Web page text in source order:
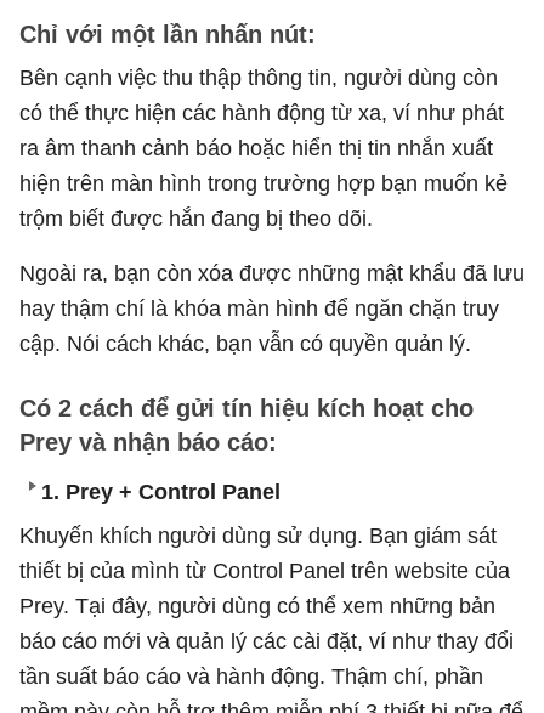
Chỉ với một lần nhấn nút:
Bên cạnh việc thu thập thông tin, người dùng còn
có thể thực hiện các hành động từ xa, ví như phát
ra âm thanh cảnh báo hoặc hiển thị tin nhắn xuất
hiện trên màn hình trong trường hợp bạn muốn kẻ
trộm biết được hắn đang bị theo dõi.
Ngoài ra, bạn còn xóa được những mật khẩu đã lưu
hay thậm chí là khóa màn hình để ngăn chặn truy
cập. Nói cách khác, bạn vẫn có quyền quản lý.
Có 2 cách để gửi tín hiệu kích hoạt cho
Prey và nhận báo cáo:
1. Prey + Control Panel
Khuyến khích người dùng sử dụng. Bạn giám sát
thiết bị của mình từ Control Panel trên website của
Prey. Tại đây, người dùng có thể xem những bản
báo cáo mới và quản lý các cài đặt, ví như thay đổi
tần suất báo cáo và hành động. Thậm chí, phần